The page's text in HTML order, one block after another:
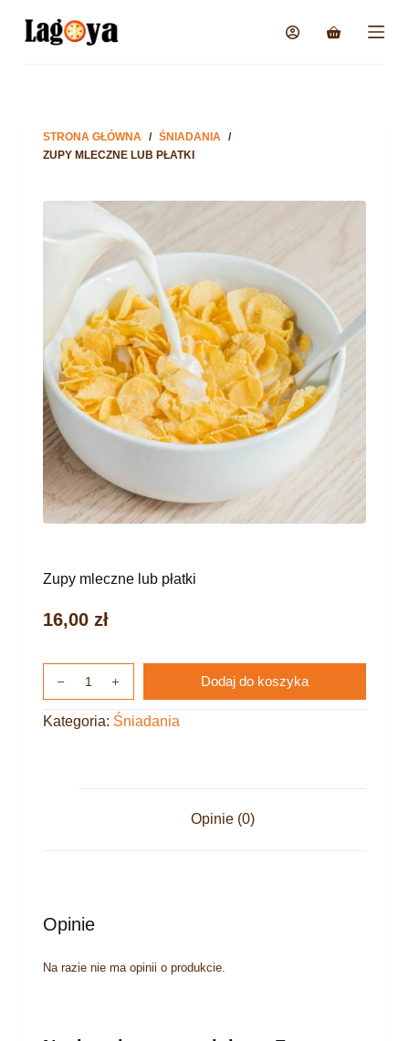
STRONA GŁÓWNA / ŚNIADANIA /
ZUPY MLECZNE LUB PŁATKI
Zupy mleczne lub płatki
16,00 zł
Dodaj do koszyka
Kategoria: Śniadania
Opinie (0)
Opinie
Na razie nie ma opinii o produkcie.